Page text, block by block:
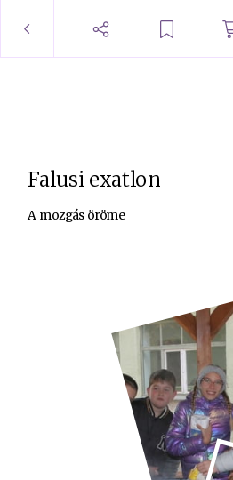
Falusi exatlon
A mozgás öröme